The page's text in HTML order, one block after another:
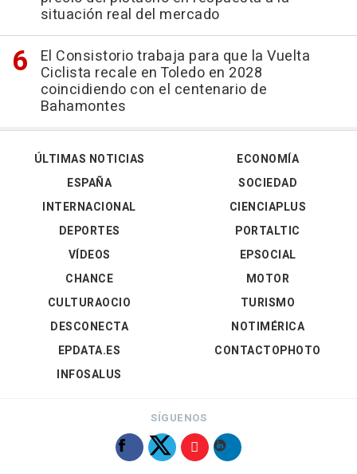
situación real del mercado
El Consistorio trabaja para que la Vuelta
Ciclista recale en Toledo en 2028
coincidiendo con el centenario de
Bahamontes
ÚLTIMAS NOTICIAS
ESPAÑA
INTERNACIONAL
DEPORTES
VÍDEOS
ECONOMÍA
SOCIEDAD
CIENCIAPLUS
PORTALTIC
EPSOCIAL
CHANCE
CULTURAOCIO
DESCONECTA
EPDATA.ES
INFOSALUS
MOTOR
TURISMO
NOTIMÉRICA
CONTACTOPHOTO
SÍGUENOS